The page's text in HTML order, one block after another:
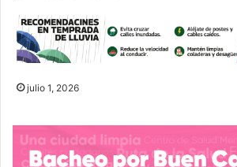
julio 1, 2026